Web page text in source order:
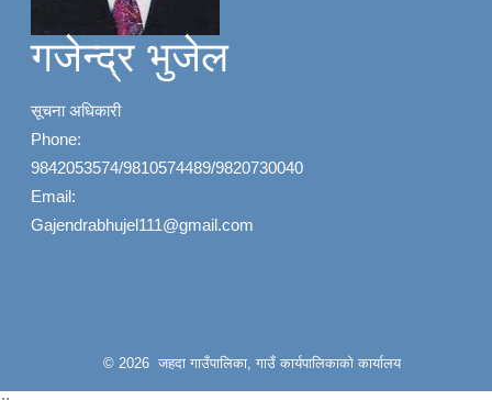
गजेन्द्र भुजेल
सूचना अधिकारी
Phone:
9842053574/9810574489/9820730040
Email:
Gajendrabhujel111@gmail.com
© 2026 जहदा गाउँपालिका, गाउँ कार्यपालिकाको कार्यालय